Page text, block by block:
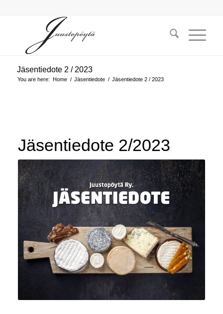
Jäsentiedote 2 / 2023
You are here: Home / Jäsentiedote / Jäsentiedote 2 / 2023
Jäsentiedote 2/2023